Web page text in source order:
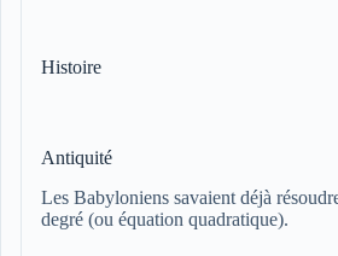
Histoire
Antiquité
Les Babyloniens savaient déjà
degré (ou équation quadratique).